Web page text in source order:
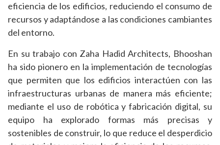
eficiencia de los edificios, reduciendo el consumo de
recursos y adaptándose a las condiciones cambiantes
del entorno.
En su trabajo con Zaha Hadid Architects, Bhooshan
ha sido pionero en la implementación de tecnologías
que permiten que los edificios interactúen con las
infraestructuras urbanas de manera más eficiente;
mediante el uso de robótica y fabricación digital, su
equipo ha explorado formas más precisas y
sostenibles de construir, lo que reduce el desperdicio